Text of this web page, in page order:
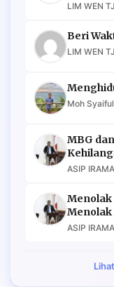
LIM WEN
Beri
LIM WEN
Moh
MBG
ASIP IRAMA
Menolak
Menolak
ASIP IRAMA